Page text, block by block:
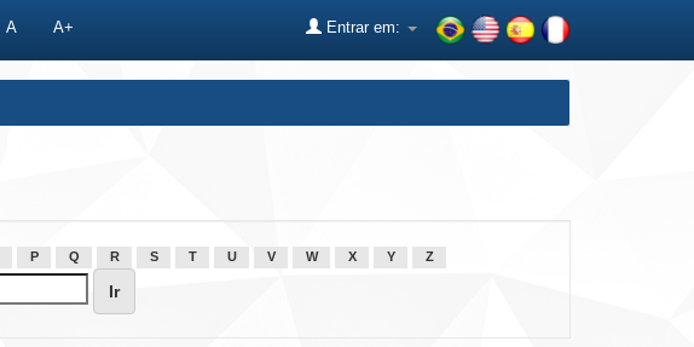
A A+ Entrar em:
P Q R S T U V W X Y Z